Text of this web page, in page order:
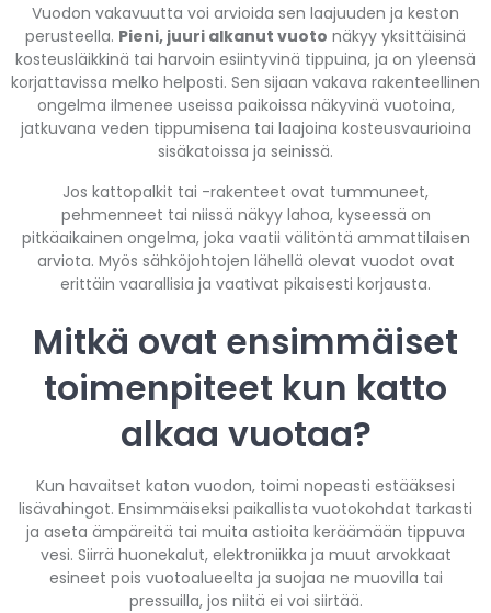
Vuodon vakavuutta voi arvioida sen laajuuden ja keston
perusteella. Pieni, juuri alkanut vuoto näkyy yksittäisinä
kosteusläikkinä tai harvoin esiintyvinä tippuina, ja on yleensä
korjattavissa melko helposti. Sen sijaan vakava rakenteellinen
ongelma ilmenee useissa paikoissa näkyvinä vuotoina,
jatkuvana veden tippumisena tai laajoina kosteusvaurioina
sisäkatoissa ja seinissä.
Jos kattopalkit tai -rakenteet ovat tummuneet,
pehmenneet tai niissä näkyy lahoa, kyseessä on
pitkäaikainen ongelma, joka vaatii välitöntä ammattilaisen
arviota. Myös sähköjohtojen lähellä olevat vuodot ovat
erittäin vaarallisia ja vaativat pikaisesti korjausta.
Mitkä ovat ensimmäiset
toimenpiteet kun katto
alkaa vuotaa?
Kun havaitset katon vuodon, toimi nopeasti estääksesi
lisävahingot. Ensimmäiseksi paikallista vuotokohdat tarkasti
ja aseta ämpäreitä tai muita astioita keräämään tippuva
vesi. Siirrä huonekalut, elektroniikka ja muut arvokkaat
esineet pois vuotoalueelta ja suojaa ne muovilla tai
pressuilla, jos niitä ei voi siirtää.